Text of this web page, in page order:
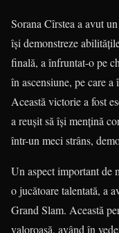
Sorana Cîrstea a avut
își demonstreze
finală, a înfruntat-o pe
în ascensiune, pe care
Această victorie a fost
a reușit să își mențină
într-un meci strâns,
Un aspect important de
o jucătoare talentată, a
Grand Slam. Această
valoroasă, având în